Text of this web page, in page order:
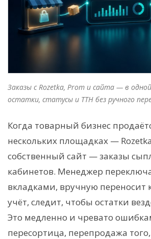
Заказы с Rozetka, Prom и сайта — в
остатки, статусы и ТТН без ручного
Когда товарный бизнес
нескольких площадках —
собственный сайт — заказы
кабинетов. Менеджер
вкладками, вручную переносит
учёт, следит, чтобы остатки
Это медленно и чревато
пересортица, перепродажа